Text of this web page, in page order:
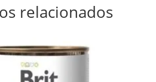
relacionados